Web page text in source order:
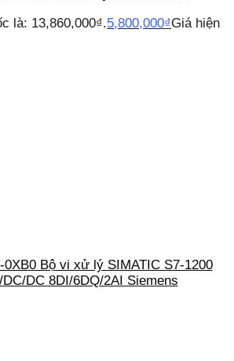
là: 13,860,000₫.5,800,000₫Giá hiện
0XB0 Bộ vi xử lý SIMATIC S7-1200
DC/DC 8DI/6DQ/2AI Siemens